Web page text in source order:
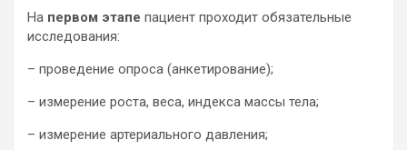
На первом этапе пациент проходит обязательные
исследования:
– проведение опроса (анкетирование);
– измерение роста, веса, индекса массы тела;
– измерение артериального давления;